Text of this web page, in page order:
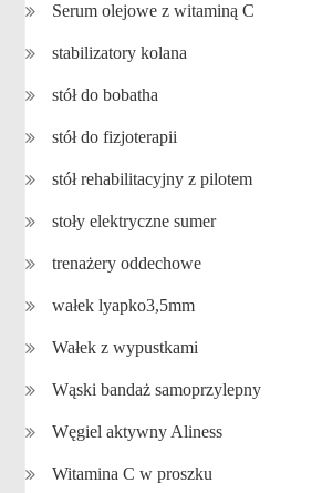
Serum olejowe z witaminą C
stabilizatory kolana
stół do bobatha
stół do fizjoterapii
stół rehabilitacyjny z pilotem
stoły elektryczne sumer
trenażery oddechowe
wałek lyapko3,5mm
Wałek z wypustkami
Wąski bandaż samoprzylepny
Węgiel aktywny Aliness
Witamina C w proszku